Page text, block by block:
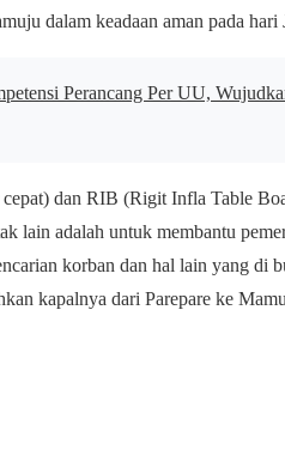
dalam keadaan aman pada hari
Perancang Per UU,
dan RIB (Rigit Infla Table
lain adalah untuk membantu
korban dan hal lain yang di
kapalnya dari Parepare ke